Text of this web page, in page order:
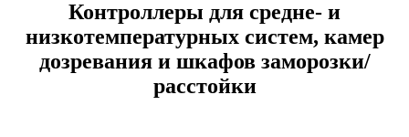
Контроллеры для средне- и
низкотемпературных систем, камер
дозревания и шкафов заморозки/
расстойки